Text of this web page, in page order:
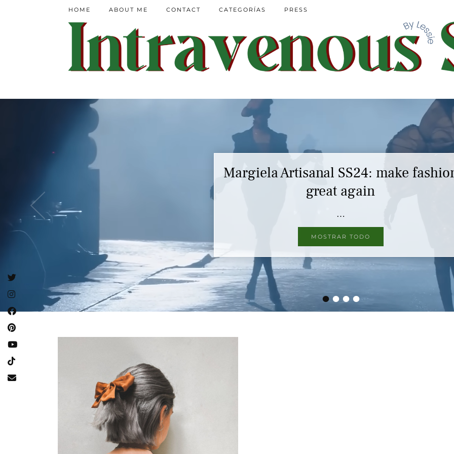
HOME ABOUT ME CONTACT CATEGORÍAS PRESS
••••
Margiela Artisanal SS24: make
great again
…
MOSTRAR TODO